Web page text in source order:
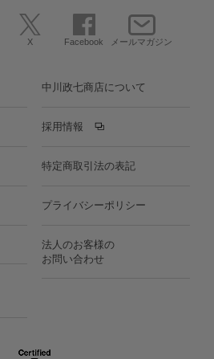
X Facebook メールマガジン
中川政七商店について
採用情報
特定商取引法の表記
プライバシーポリシー
法人のお客様の
お問い合わせ